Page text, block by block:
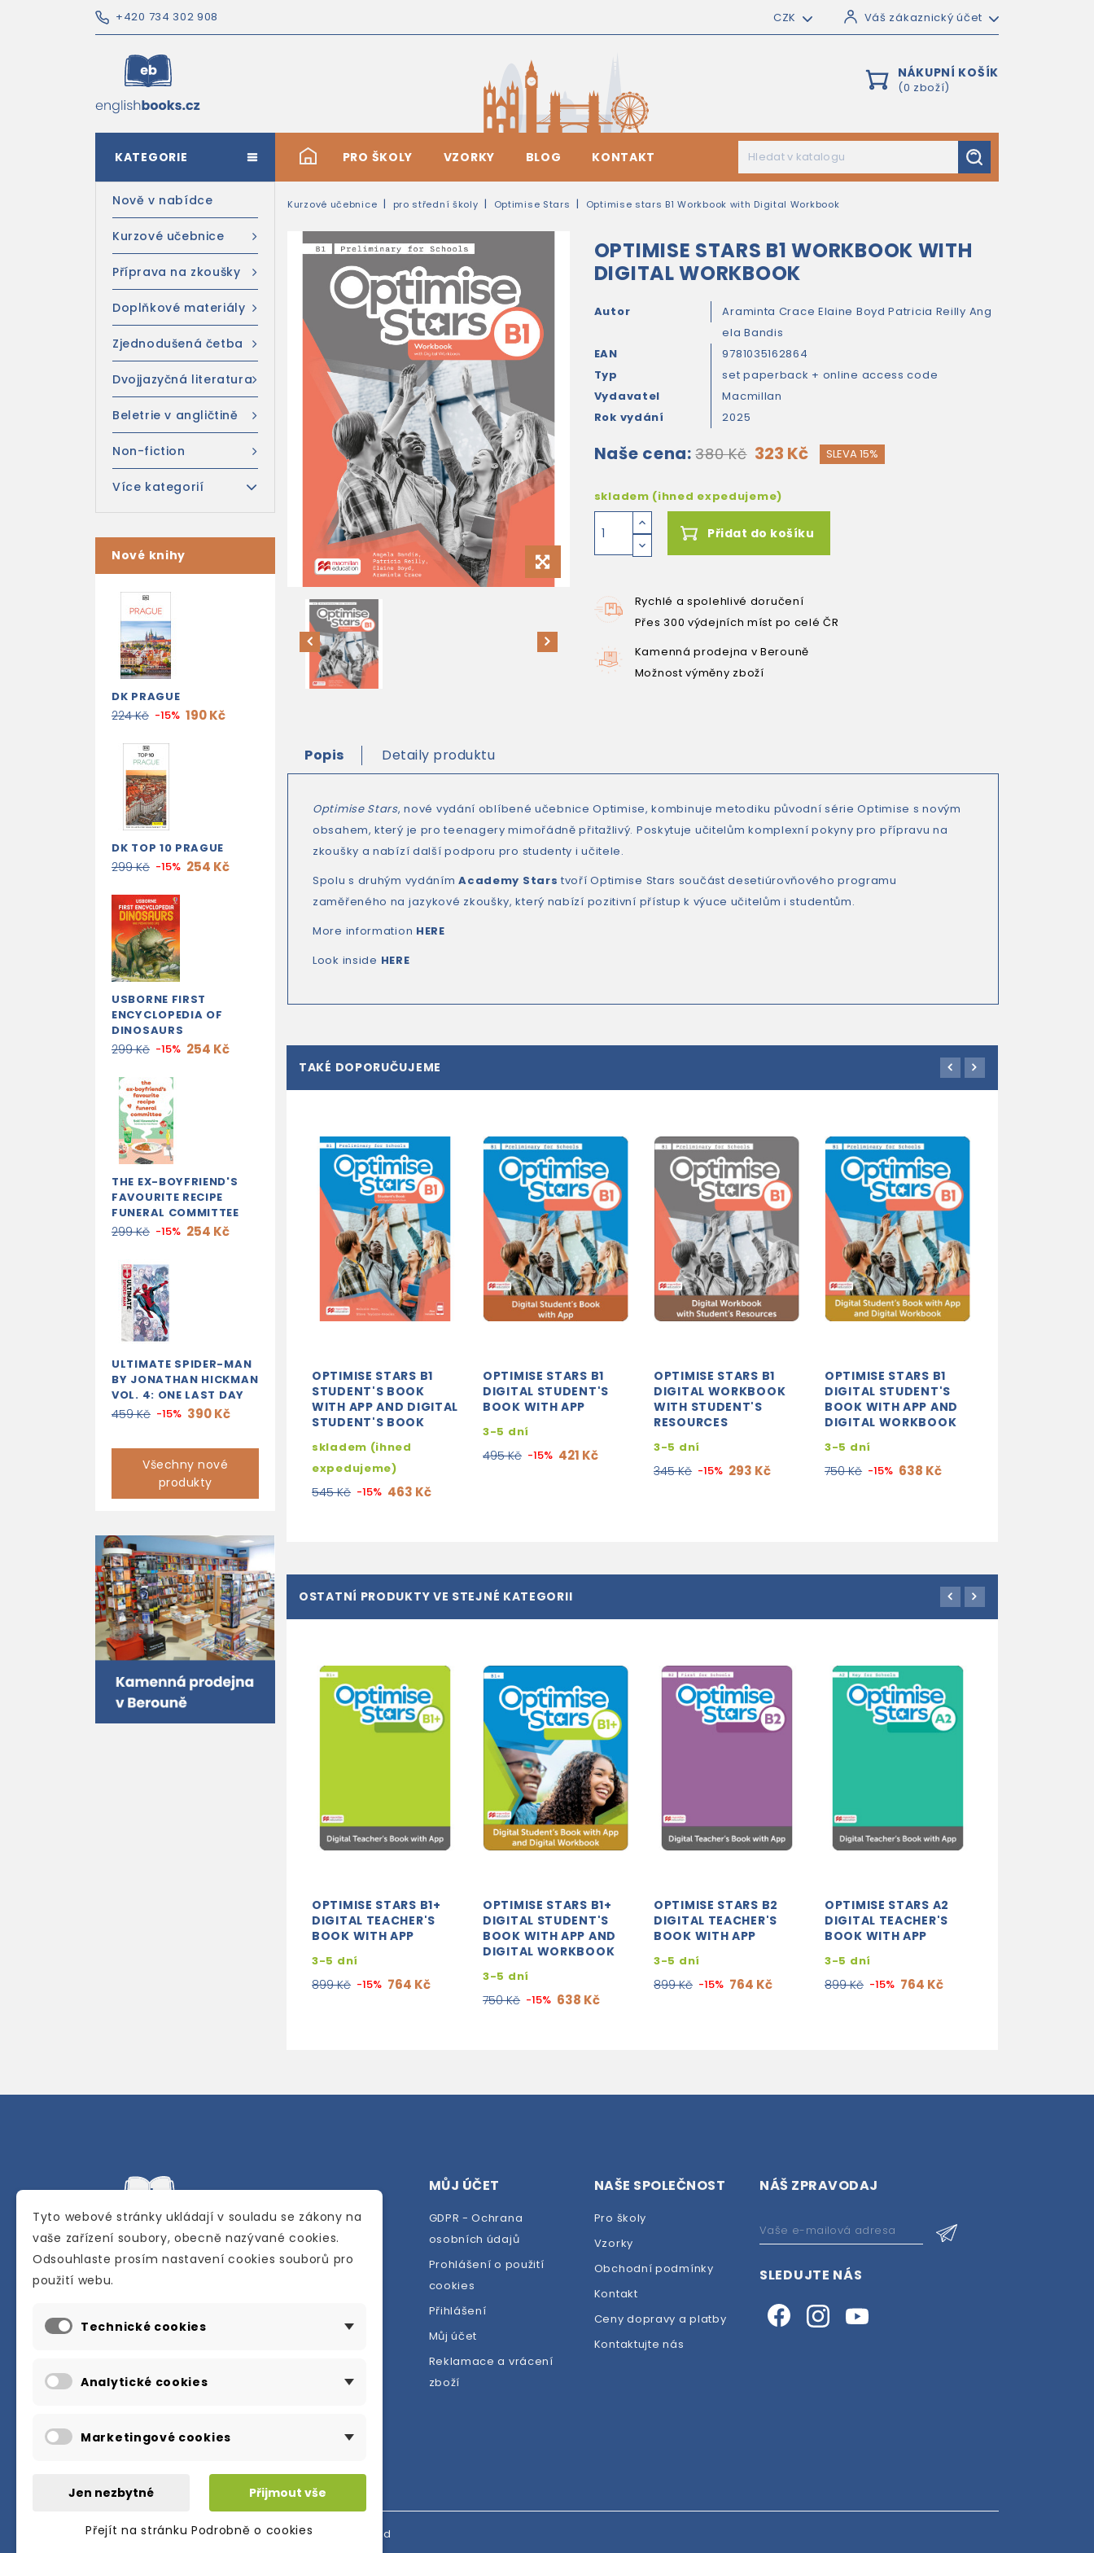
+420 734 302 908 CZK Váš zákaznický účet
NÁKUPNÍ KOŠÍK
(0 zboží)
# PRO ŠKOLY VZORKY BLOG KONTAKT
KATEGORIE
Nově v nabídce
Kurzové učebnice
Příprava na zkoušky
Doplňkové materiály
Zjednodušená četba
Dvojjazyčná literatura
Beletrie v angličtině
Non-fiction
Více kategorií
Nové knihy
DK PRAGUE
224 Kč -15% 190 Kč
DK TOP 10 PRAGUE
299 Kč -15% 254 Kč
USBORNE FIRST
ENCYCLOPEDIA OF
DINOSAURS
299 Kč -15% 254 Kč
THE EX-BOYFRIEND'S
FAVOURITE RECIPE
FUNERAL COMMITTEE
299 Kč -15% 254 Kč
ULTIMATE SPIDER-MAN
BY JONATHAN HICKMAN
VOL. 4: ONE LAST DAY
459 Kč -15% 390 Kč
Všechny nové
produkty
Kurzové učebnice pro střední školy Optimise Stars Optimise stars B1 Workbook with Digital Workbook
OPTIMISE STARS B1 WORKBOOK WITH
DIGITAL WORKBOOK
Autor Araminta Crace Elaine BoydPatricia Reilly Ang
ela Bandis
EAN
9781035162864
Typ
set paperback + online access code
Vydavatel
Macmillan
Rok vydání
2025
Naše cena: 380 Kč 323 Kč SLEVA 15%
skladem (ihned expedujeme)
Přidat do košíku
Rychlé a spolehlivé doručení
Přes 300 výdejních míst po celé ČR
Kamenná prodejna v Berouně
Možnost výměny zboží
Popis Detaily produktu
Optimise Stars, nové vydání oblíbené učebnice Optimise, kombinuje metodiku původní série Optimise s novým
obsahem, který je pro teenagery mimořádně přitažlivý. Poskytuje učitelům komplexní pokyny pro přípravu na
zkoušky a nabízí další podporu pro studenty i učitele.
Spolu s druhým vydánímAcademy Starstvoří Optimise Stars součást desetiúrovňového programu
zaměřeného na jazykové zkoušky, který nabízí pozitivní přístup k výuce učitelům i studentům.
More information HERE
Look inside HERE
TAKÉ DOPORUČUJEME
OPTIMISE STARS B1
STUDENT'S BOOK
WITH APP AND DIGITAL
STUDENT'S BOOK
skladem (ihned
expedujeme)
545 Kč -15% 463 Kč
OPTIMISE STARS B1
DIGITAL STUDENT'S
BOOK WITH APP
3-5 dní
495 Kč -15% 421 Kč
OPTIMISE STARS B1
DIGITAL WORKBOOK
WITH STUDENT'S
RESOURCES
3-5 dní
345 Kč -15% 293 Kč
OPTIMISE STARS B1
DIGITAL STUDENT'S
BOOK WITH APP AND
DIGITAL WORKBOOK
3-5 dní
750 Kč -15% 638 Kč
OSTATNÍ PRODUKTY VE STEJNÉ KATEGORII
OPTIMISE STARS B1+
DIGITAL TEACHER'S
BOOK WITH APP
3-5 dní
899 Kč -15% 764 Kč
OPTIMISE STARS B1+
DIGITAL STUDENT'S
BOOK WITH APP AND
DIGITAL WORKBOOK
3-5 dní
750 Kč -15% 638 Kč
OPTIMISE STARS B2
DIGITAL TEACHER'S
BOOK WITH APP
3-5 dní
899 Kč -15% 764 Kč
OPTIMISE STARS A2
DIGITAL TEACHER'S
BOOK WITH APP
3-5 dní
899 Kč -15% 764 Kč
Internetové a kamenné knihkupectví se
anglického jazyka.
Karly Machové 48 Beroun 266 01
info@englishbooks.cz
MŮJ ÚČET
GDPR - Ochrana
osobních údajů
Prohlášení o použití
cookies
Přihlášení
Můj účet
Reklamace a vrácení
zboží
NAŠE SPOLEČNOST
Pro školy
Vzorky
Obchodní podmínky
Kontakt
Ceny dopravy a platby
Kontaktujte nás
NÁŠ ZPRAVODAJ
SLEDUJTE NÁS
© 2026・englishbooks.cz・all rights reserved
Tyto webové stránky ukládají v souladu se zákony na
vaše zařízení soubory, obecně nazývané cookies.
Odsouhlaste prosím nastavení cookies souborů pro
použití webu.
Technické cookies
Analytické cookies
Marketingové cookies
Jen nezbytné Přijmout vše
Přejít na stránku Podrobně o cookies